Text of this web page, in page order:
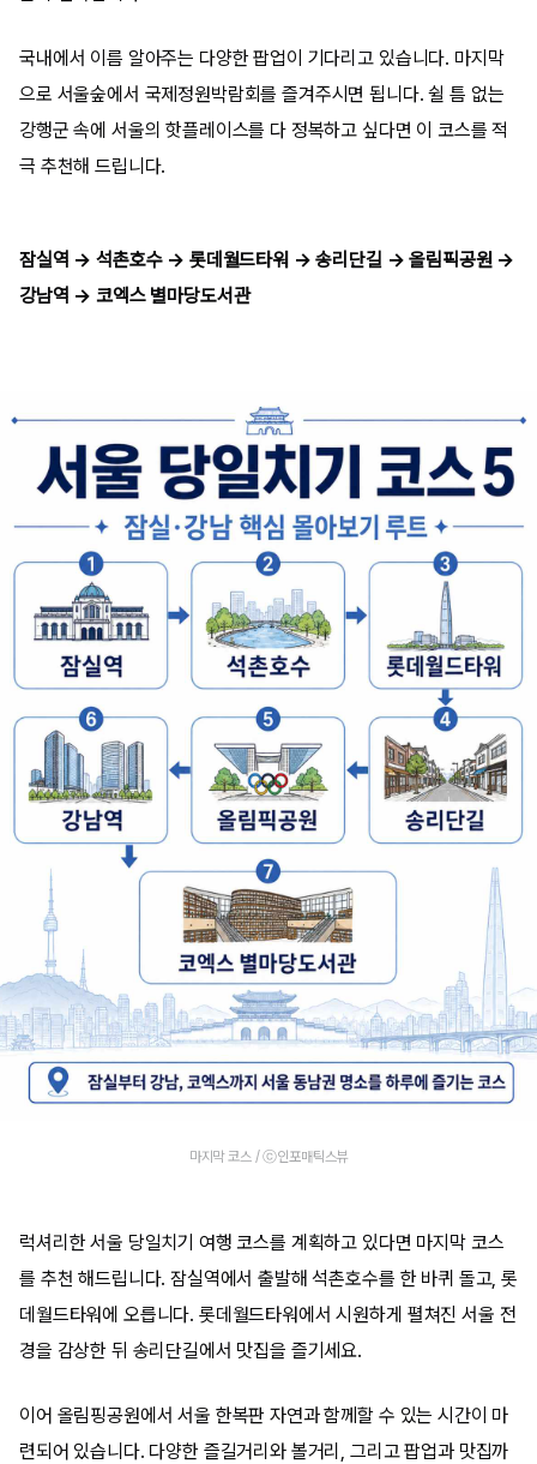
국내에서 이름 알아주는 다양한 팝업이 기다리고 있습니다. 마지막
으로 서울숲에서 국제정원박람회를 즐겨주시면 됩니다. 쉴 틈 없는
강행군 속에 서울의 핫플레이스를 다 정복하고 싶다면 이 코스를 적
극 추천해 드립니다.
잠실역 → 석촌호수 → 롯데월드타워 → 송리단길 → 올림픽공원 →
강남역 → 코엑스 별마당도서관
마지막 코스 / ⓒ인포매틱스뷰
럭셔리한 서울 당일치기 여행 코스를 계획하고 있다면 마지막 코스
를 추천 해드립니다. 잠실역에서 출발해 석촌호수를 한 바퀴 돌고, 롯
데월드타워에 오릅니다. 롯데월드타워에서 시원하게 펼쳐진 서울 전
경을 감상한 뒤 송리단길에서 맛집을 즐기세요.
이어 올림핑공원에서 서울 한복판 자연과 함께할 수 있는 시간이 마
련되어 있습니다. 다양한 즐길거리와 볼거리, 그리고 팝업과 맛집까